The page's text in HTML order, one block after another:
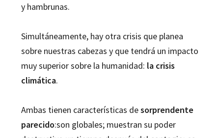
y hambrunas.
Simultáneamente, hay otra crisis que planea
sobre nuestras cabezas y que tendrá un impacto
muy superior sobre la humanidad: la crisis
climática.
Ambas tienen características desorprendente
parecido:son globales; muestran su poder